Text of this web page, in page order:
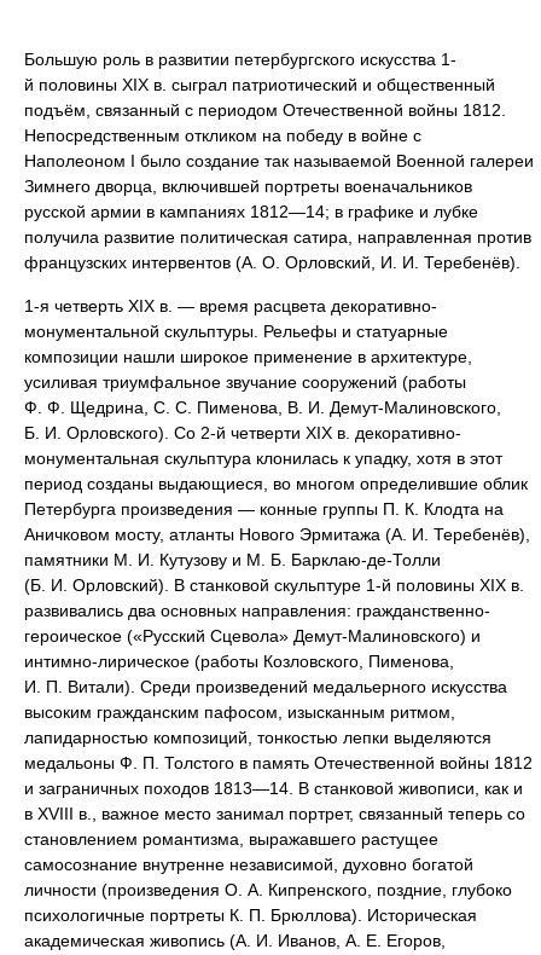
Большую роль в развитии петербургского искусства 1-
й половины XIX в. сыграл патриотический и общественный
подъём, связанный с периодом Отечественной войны 1812.
Непосредственным откликом на победу в войне с
Наполеоном I было создание так называемой Военной галереи
Зимнего дворца, включившей портреты военачальников
русской армии в кампаниях 1812—14; в графике и лубке
получила развитие политическая сатира, направленная против
французских интервентов (А. О. Орловский, И. И. Теребенёв).
1-я четверть XIX в. — время расцвета декоративно-
монументальной скульптуры. Рельефы и статуарные
композиции нашли широкое применение в архитектуре,
усиливая триумфальное звучание сооружений (работы
Ф. Ф. Щедрина, С. С. Пименова, В. И. Демут-Малиновского,
Б. И. Орловского). Со 2-й четверти XIX в. декоративно-
монументальная скульптура клонилась к упадку, хотя в этот
период созданы выдающиеся, во многом определившие облик
Петербурга произведения — конные группы П. К. Клодта на
Аничковом мосту, атланты Нового Эрмитажа (А. И. Теребенёв),
памятники М. И. Кутузову и М. Б. Барклаю-де-Толли
(Б. И. Орловский). В станковой скульптуре 1-й половины XIX в.
развивались два основных направления: гражданственно-
героическое («Русский Сцевола» Демут-Малиновского) и
интимно-лирическое (работы Козловского, Пименова,
И. П. Витали). Среди произведений медальерного искусства
высоким гражданским пафосом, изысканным ритмом,
лапидарностью композиций, тонкостью лепки выделяются
медальоны Ф. П. Толстого в память Отечественной войны 1812
и заграничных походов 1813—14. В станковой живописи, как и
в XVIII в., важное место занимал портрет, связанный теперь со
становлением романтизма, выражавшего растущее
самосознание внутренне независимой, духовно богатой
личности (произведения О. А. Кипренского, поздние, глубоко
психологичные портреты К. П. Брюллова). Историческая
академическая живопись (А. И. Иванов, А. Е. Егоров,